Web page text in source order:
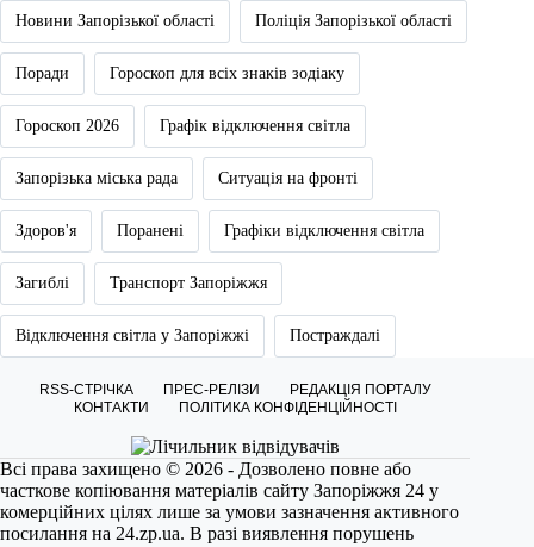
Новини Запорізької області Поліція Запорізької області
Поради Гороскоп для всіх знаків зодіаку
Гороскоп 2026 Графік відключення світла
Запорізька міська рада Ситуація на фронті
Здоров'я Поранені Графіки відключення світла
Загиблі Транспорт Запоріжжя
Відключення світла у Запоріжжі Постраждалі
RSS-СТРІЧКА ПРЕС-РЕЛІЗИ
РЕДАКЦІЯ ПОРТАЛУ
КОНТАКТИ
ПОЛІТИКА КОНФІДЕНЦІЙНОСТІ
Всі права захищено © 2026 - Дозволено повне або
часткове копіювання матеріалів сайту Запоріжжя 24 у
комерційних цілях лише за умови зазначення активного
посилання на 24.zp.ua. В разі виявлення порушень